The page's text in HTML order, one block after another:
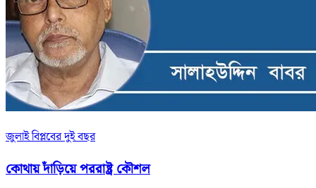
জুলাই বিপ্লবের দুই বছর
কোথায় দাঁড়িয়ে পররাষ্ট্র কৌশল